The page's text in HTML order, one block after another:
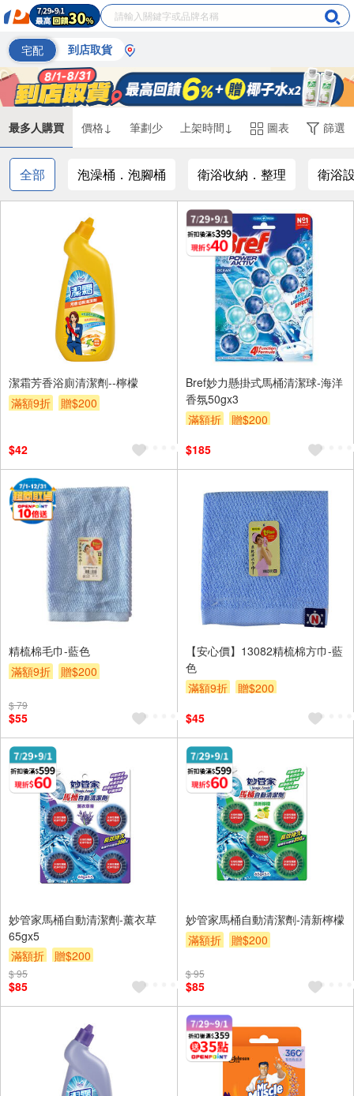
宅配 到店取貨
最多人購買 價格↓ 筆劃少 上架時間↓ 圖表 篩選
全部 泡澡桶．泡腳桶 衛浴收納．整理 衛浴
潔霜芳香浴廁清潔劑--檸檬
滿額9折
贈$200
$42
Bref妙力懸掛式馬桶清潔球-海洋
香氛50gx3
滿額折
贈$200
$185
精梳棉毛巾-藍色
滿額9折
贈$200
$ 79
$55
【安心價】13082精梳棉方巾-藍
色
滿額9折
贈$200
$45
妙管家馬桶自動清潔劑-薰衣草
65gx5
滿額折
贈$200
$ 95
$85
妙管家馬桶自動清潔劑-清新檸檬
滿額折
贈$200
$ 95
$85